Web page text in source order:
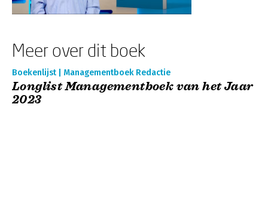
Meer over dit boek
Boekenlijst | Managementboek Redactie
Longlist Managementboek van het Jaar
2023